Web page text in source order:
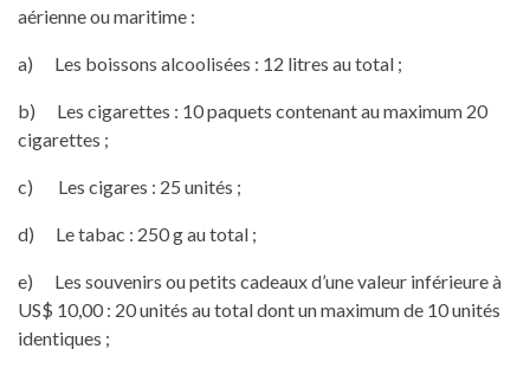
aérienne ou maritime :
a) Les boissons alcoolisées : 12 litres au total ;
b) Les cigarettes : 10 paquets contenant au maximum 20
cigarettes ;
c) Les cigares : 25 unités ;
d) Le tabac : 250 g au total ;
e) Les souvenirs ou petits cadeaux d’une valeur inférieure à
US$ 10,00 : 20 unités au total dont un maximum de 10 unités
identiques ;